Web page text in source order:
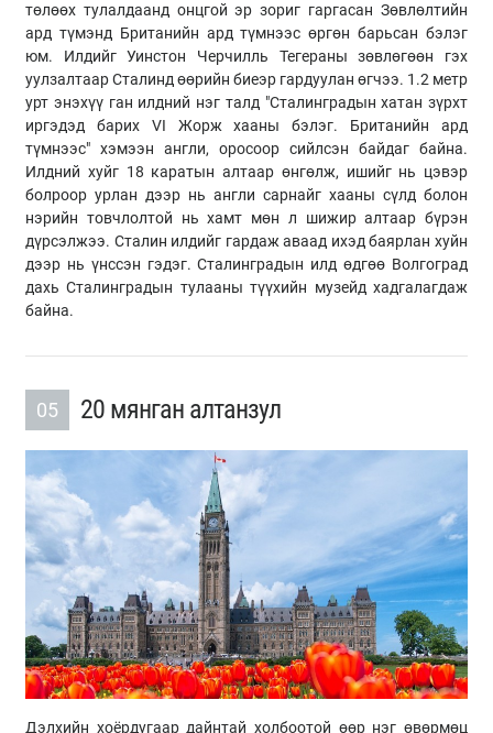
төлөөх тулалдаанд онцгой эр зориг гаргасан Зөвлөлтийн
ард түмэнд Британийн ард түмнээс өргөн барьсан бэлэг
юм. Илдийг Уинстон Черчилль Тегераны зөвлөгөөн гэх
уулзалтаар Сталинд өөрийн биеэр гардуулан өгчээ. 1.2 метр
урт энэхүү ган илдний нэг талд "Сталинградын хатан зүрхт
иргэдэд барих VI Жорж хааны бэлэг. Британийн ард
түмнээс" хэмээн англи, оросоор сийлсэн байдаг байна.
Илдний хуйг 18 каратын алтаар өнгөлж, ишийг нь цэвэр
болроор урлан дээр нь англи сарнайг хааны сүлд болон
нэрийн товчлолтой нь хамт мөн л шижир алтаар бүрэн
дүрсэлжээ. Сталин илдийг гардаж аваад ихэд баярлан хуйн
дээр нь үнссэн гэдэг. Сталинградын илд өдгөө Волгоград
дахь Сталинградын тулааны түүхийн музейд хадгалагдаж
байна.
05 20 мянган алтанзул
Дэлхийн хоёрдугаар дайнтай холбоотой өөр нэг өвөрмөц